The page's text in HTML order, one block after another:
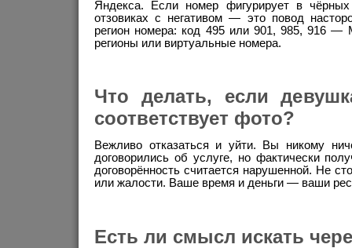
Яндекса. Если номер фигурирует в
отзовиках с негативом — это повод
регион номера: код 495 или 901, 985, 916
регионы или виртуальные номера.
Что делать, если
соответствует фото?
Вежливо отказаться и уйти. Вы никому
договорились об услуге, но фактически
договорённость считается нарушенной. Не
или жалости. Ваше время и деньги — ваши
Есть ли смысл искать